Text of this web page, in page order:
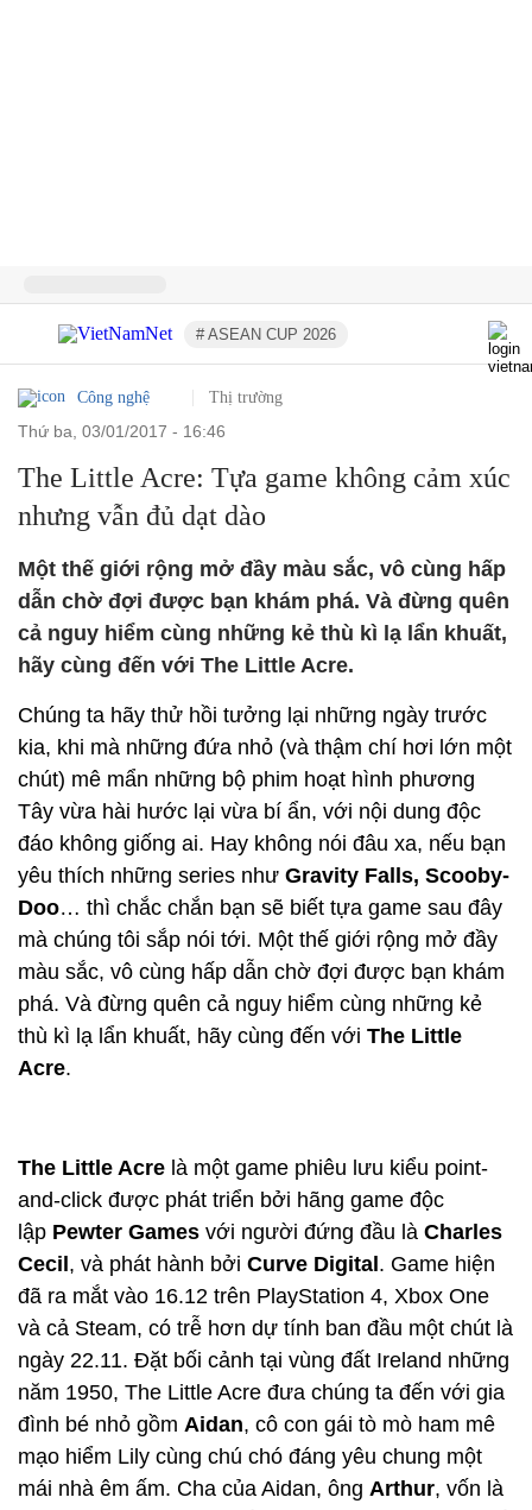
# ASEAN CUP 2026
Công nghệ Thị trường
thứ ba, 03/01/2017 - 16:46
The Little Acre: Tựa game không cảm xúc
nhưng vẫn đủ dạt dào
Một thế giới rộng mở đầy màu sắc, vô cùng hấp
dẫn chờ đợi được bạn khám phá. Và đừng quên
cả nguy hiểm cùng những kẻ thù kì lạ lẩn khuất,
hãy cùng đến với The Little Acre.
Chúng ta hãy thử hồi tưởng lại những ngày trước
kia, khi mà những đứa nhỏ (và thậm chí hơi lớn một
chút) mê mẩn những bộ phim hoạt hình phương
Tây vừa hài hước lại vừa bí ẩn, với nội dung độc
đáo không giống ai. Hay không nói đâu xa, nếu bạn
yêu thích những series như Gravity Falls, Scooby-
Doo… thì chắc chắn bạn sẽ biết tựa game sau đây
mà chúng tôi sắp nói tới. Một thế giới rộng mở đầy
màu sắc, vô cùng hấp dẫn chờ đợi được bạn khám
phá. Và đừng quên cả nguy hiểm cùng những kẻ
thù kì lạ lẩn khuất, hãy cùng đến với The Little
Acre.
The Little Acre là một game phiêu lưu kiểu point-
and-click được phát triển bởi hãng game độc
lập Pewter Games với người đứng đầu là Charles
Cecil , và phát hành bởi Curve Digital . Game hiện
đã ra mắt vào 16.12 trên PlayStation 4, Xbox One
và cả Steam, có trễ hơn dự tính ban đầu một chút là
ngày 22.11. Đặt bối cảnh tại vùng đất Ireland những
năm 1950, The Little Acre đưa chúng ta đến với gia
đình bé nhỏ gồm Aidan, cô con gái tò mò ham mê
mạo hiểm Lily cùng chú chó đáng yêu chung một
mái nhà êm ấm. Cha của Aidan, ông Arthur, vốn là